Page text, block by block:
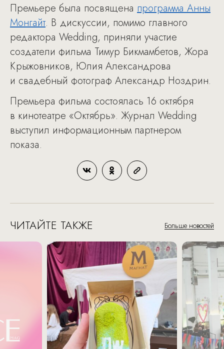
Премьере была посвящена программа Анны
Монгайт. В дискуссии, помимо главного
редактора Wedding, приняли участие
создатели фильма Тимур Бикмамбетов, Жора
Крыжовников, Юлия Александрова
и свадебный фотограф Александр Ноздрин.
Премьера фильма состоялась 16 октября
в кинотеатре «Октябрь». Журнал Wedding
выступил информационным партнером
показа.
ЧИТАЙТЕ ТАКЖЕ Больше новостей